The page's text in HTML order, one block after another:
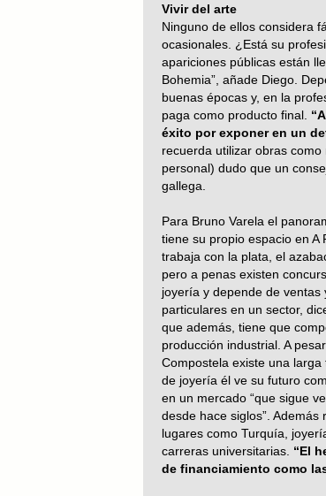
Vivir del arte
Ninguno de ellos considera
ocasionales. ¿Está su
apariciones públicas están
Bohemia”, añade Diego.
buenas épocas y, en la
paga como producto final.
éxito por exponer en un
recuerda utilizar obras
personal) dudo que un
gallega.
Para Bruno Varela el
tiene su propio espacio en A
trabaja con la plata, el
pero a penas existen
joyería y depende de ventas
particulares en un sector,
que además, tiene que
producción industrial. A
Compostela existe una larga
de joyería él ve su futuro
en un mercado “que sigue
desde hace siglos”. Además
lugares como Turquía,
carreras universitarias. “El
de financiamiento como